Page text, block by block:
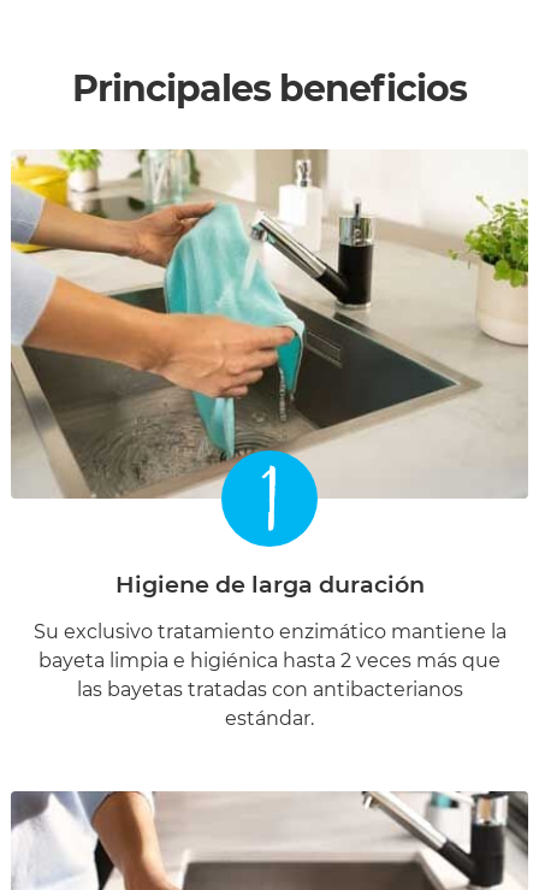
Principales beneficios
1
Higiene de larga duración
Su exclusivo tratamiento enzimático mantiene la
bayeta limpia e higiénica hasta 2 veces más que
las bayetas tratadas con antibacterianos
estándar.